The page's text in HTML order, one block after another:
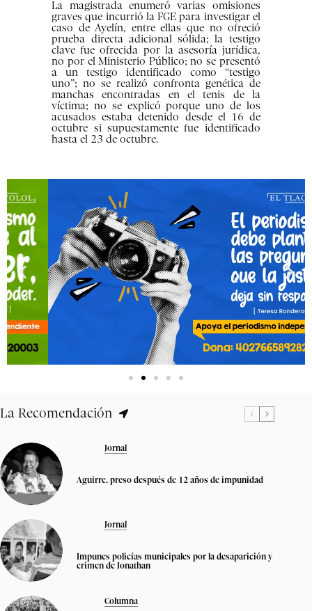
La magistrada enumeró varias omisiones
graves que incurrió la FGE para investigar el
caso de Ayelín, entre ellas que no ofreció
prueba directa adicional sólida; la testigo
clave fue ofrecida por la asesoría jurídica,
no por el Ministerio Público; no se presentó
a un testigo identificado como “testigo
uno”; no se realizó confronta genética de
manchas encontradas en el tenis de la
víctima; no se explicó porque uno de los
acusados estaba detenido desde el 16 de
octubre si supuestamente fue identificado
hasta el 23 de octubre.
La Recomendación
Jornal
Aguirre, preso después de 12 años de impunidad
Jornal
Impunes policías municipales por la desaparición y
crimen de Jonathan
Columna